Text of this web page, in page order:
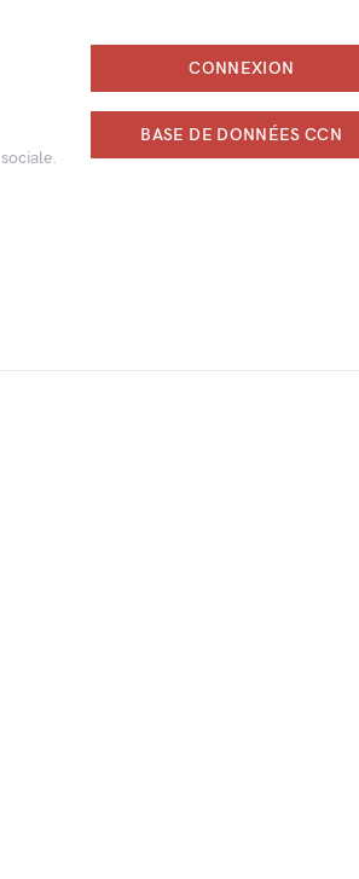
CONNEXION
BASE DE DONNÉES CCN